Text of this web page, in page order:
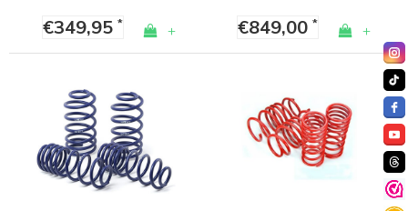
€349,95* + €849,00* +